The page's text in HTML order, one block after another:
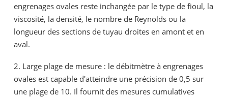
engrenages ovales reste inchangée par le type de fioul, la
viscosité, la densité, le nombre de Reynolds ou la
longueur des sections de tuyau droites en amont et en
aval.
2. Large plage de mesure : le débitmètre à engrenages
ovales est capable d'atteindre une précision de 0,5 sur
une plage de 10. Il fournit des mesures cumulatives